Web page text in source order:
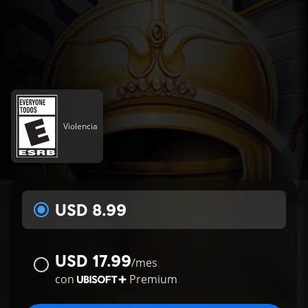
Violencia
USD 8.99
USD 17.99/mes
con
Premium